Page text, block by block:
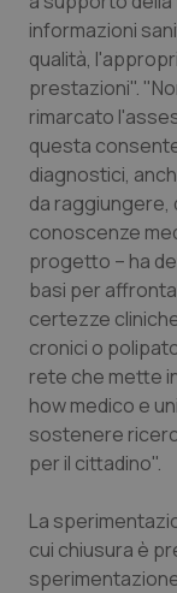
Provincia
Provincia
Puglia
Sardegna
Sicilia
Toscana
Umbria
Veneto
Infezioni &
Malattie
Malattia
Obesità
informazioni
qualità,
prestazioni".
rimarcato
questa
diagnostici,
da raggiungere,
conoscenze
progetto – ha
basi per
certezze
cronici o
rete che mette
how medico e
sostenere
per il cittadino".
La
cui chiusura è